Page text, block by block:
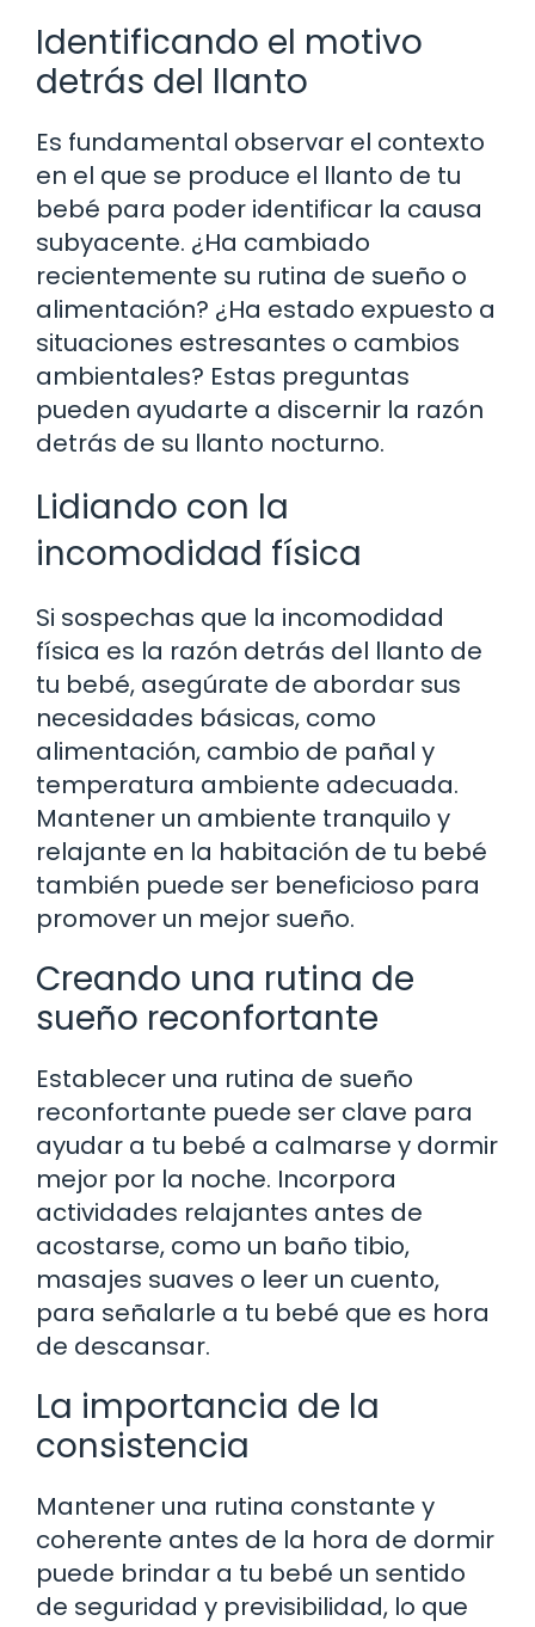
Identificando el motivo
detrás del llanto
Es fundamental observar el contexto
en el que se produce el llanto de tu
bebé para poder identificar la causa
subyacente. ¿Ha cambiado
recientemente su rutina de sueño o
alimentación? ¿Ha estado expuesto a
situaciones estresantes o cambios
ambientales? Estas preguntas
pueden ayudarte a discernir la razón
detrás de su llanto nocturno.
Lidiando con la
incomodidad física
Si sospechas que la incomodidad
física es la razón detrás del llanto de
tu bebé, asegúrate de abordar sus
necesidades básicas, como
alimentación, cambio de pañal y
temperatura ambiente adecuada.
Mantener un ambiente tranquilo y
relajante en la habitación de tu bebé
también puede ser beneficioso para
promover un mejor sueño.
Creando una rutina de
sueño reconfortante
Establecer una rutina de sueño
reconfortante puede ser clave para
ayudar a tu bebé a calmarse y dormir
mejor por la noche. Incorpora
actividades relajantes antes de
acostarse, como un baño tibio,
masajes suaves o leer un cuento,
para señalarle a tu bebé que es hora
de descansar.
La importancia de la
consistencia
Mantener una rutina constante y
coherente antes de la hora de dormir
puede brindar a tu bebé un sentido
de seguridad y previsibilidad, lo que